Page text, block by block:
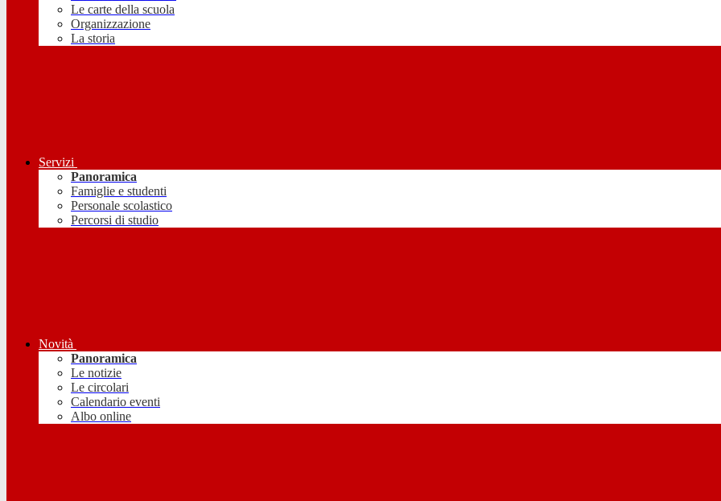
Le carte della scuola
Organizzazione
La storia
Servizi
Panoramica
Famiglie e studenti
Personale scolastico
Percorsi di studio
Novità
Panoramica
Le notizie
Le circolari
Calendario eventi
Albo online